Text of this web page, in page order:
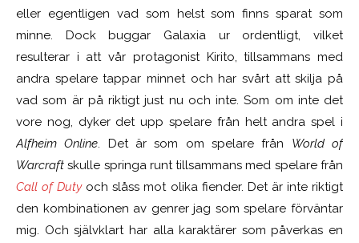
eller egentligen vad som helst som finns sparat som
minne. Dock buggar Galaxia ur ordentligt, vilket
resulterar i att vår protagonist Kirito, tillsammans med
andra spelare tappar minnet och har svårt att skilja på
vad som är på riktigt just nu och inte. Som om inte det
vore nog, dyker det upp spelare från helt andra spel i
Alfheim Online. Det är som om spelare från World of
Warcraft skulle springa runt tillsammans med spelare från
Call of Dutyoch slåss mot olika fiender. Det är inte riktigt
den kombinationen av genrer jag som spelare förväntar
mig. Och självklart har alla karaktärer som påverkas en